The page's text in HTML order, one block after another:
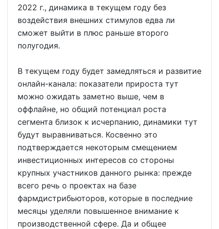
2022 г., динамика в текущем году без
воздействия внешних стимулов едва ли
сможет выйти в плюс раньше второго
полугодия.
В текущем году будет замедляться и развитие
онлайн-канала: показатели прироста тут
можно ожидать заметно выше, чем в
оффлайне, но общий потенциал роста
сегмента близок к исчерпанию, динамики тут
будут выравниваться. Косвенно это
подтверждается некоторым смещением
инвестиционных интересов со стороны
крупных участников данного рынка: прежде
всего речь о проектах на базе
фармдистрибьюторов, которые в последние
месяцы уделяли повышенное внимание к
производственной сфере. Да и общее